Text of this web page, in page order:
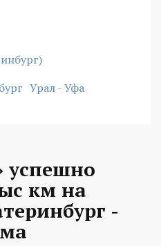
Урал - Уфа
успешно
км на
-